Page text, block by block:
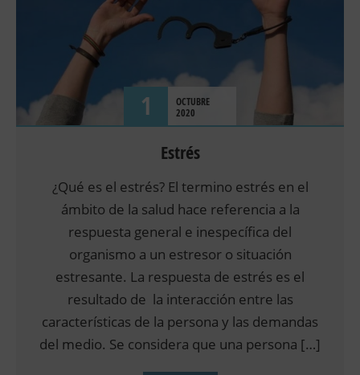
1
OCTUBRE
2020
Estrés
¿Qué es el estrés? El termino estrés en el
ámbito de la salud hace referencia a la
respuesta general e inespecífica del
organismo a un estresor o situación
estresante. La respuesta de estrés es el
resultado de la interacción entre las
características de la persona y las demandas
del medio. Se considera que una persona […]